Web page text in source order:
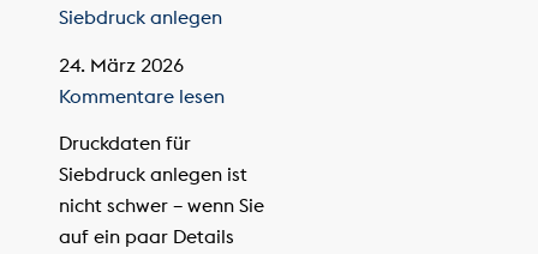
Siebdruck anlegen
24. März 2026
Kommentare lesen
Druckdaten für
Siebdruck anlegen ist
nicht schwer – wenn Sie
auf ein paar Details